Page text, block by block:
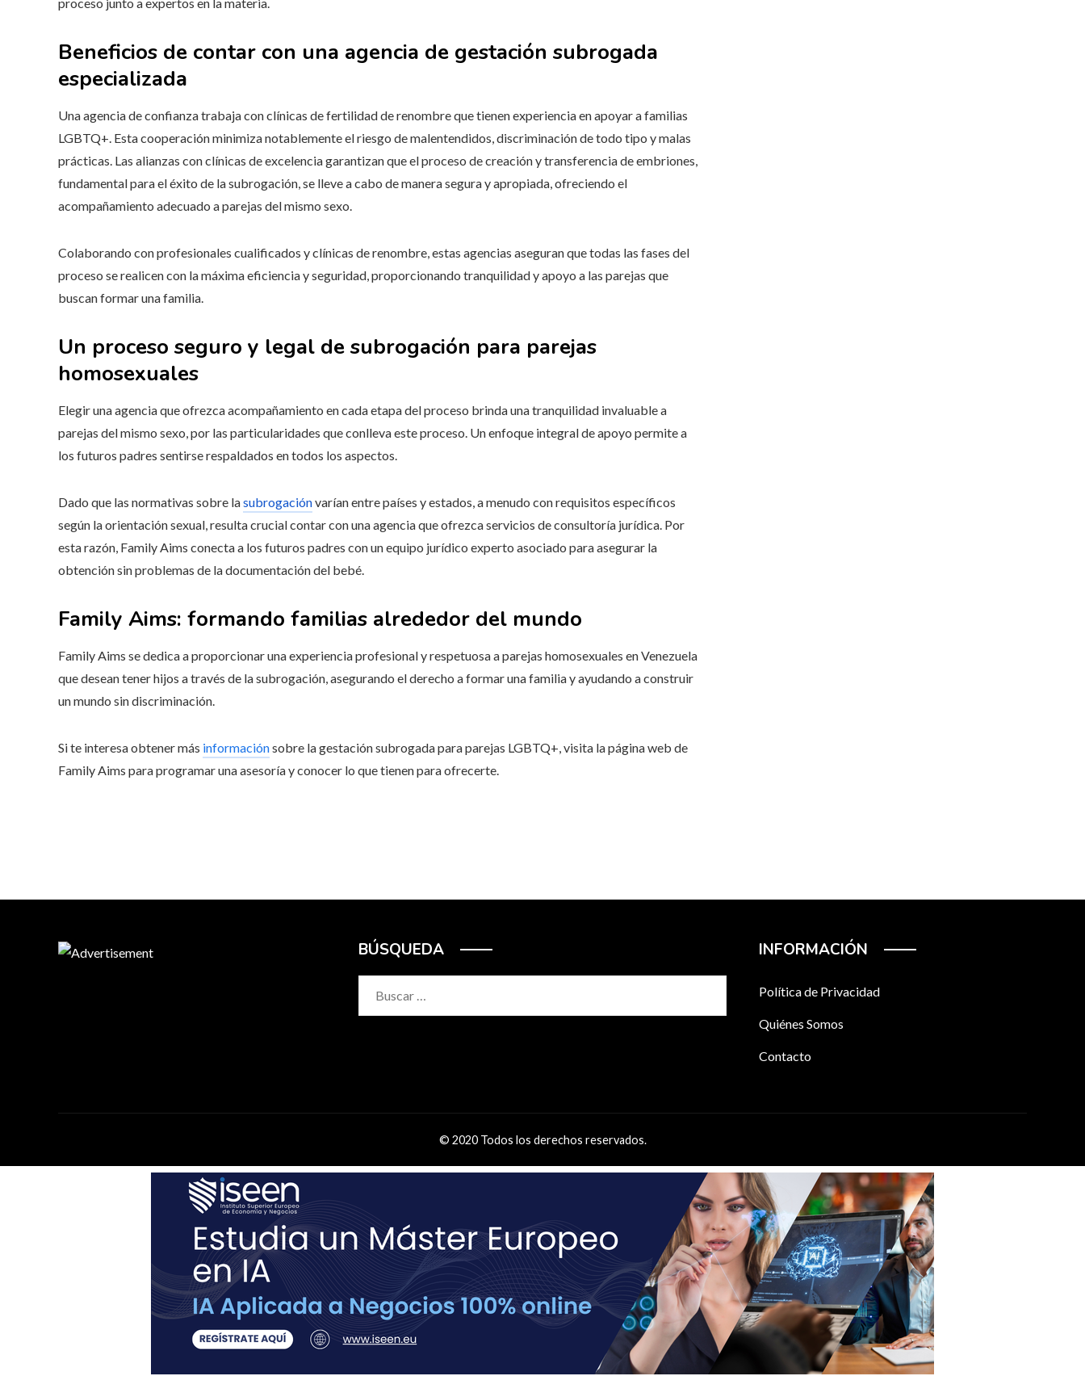
Beneficios de contar con una agencia de gestación subrogada
especializada
Una agencia de confianza trabaja con clínicas de fertilidad de renombre que tienen experiencia en apoyar a familias
LGBTQ+. Esta cooperación minimiza notablemente el riesgo de malentendidos, discriminación de todo tipo y malas
prácticas. Las alianzas con clínicas de excelencia garantizan que el proceso de creación y transferencia de embriones,
fundamental para el éxito de la subrogación, se lleve a cabo de manera segura y apropiada, ofreciendo el
acompañamiento adecuado a parejas del mismo sexo.
Colaborando con profesionales cualificados y clínicas de renombre, estas agencias aseguran que todas las fases del
proceso se realicen con la máxima eficiencia y seguridad, proporcionando tranquilidad y apoyo a las parejas que
buscan formar una familia.
Un proceso seguro y legal de subrogación para parejas
homosexuales
Elegir una agencia que ofrezca acompañamiento en cada etapa del proceso brinda una tranquilidad invaluable a
parejas del mismo sexo, por las particularidades que conlleva este proceso. Un enfoque integral de apoyo permite a
los futuros padres sentirse respaldados en todos los aspectos.
Dado que las normativas sobre lasubrogaciónvarían entre países y estados, a menudo con requisitos específicos
según la orientación sexual, resulta crucial contar con una agencia que ofrezca servicios de consultoría jurídica. Por
esta razón, Family Aims conecta a los futuros padres con un equipo jurídico experto asociado para asegurar la
obtención sin problemas de la documentación del bebé.
Family Aims: formando familias alrededor del mundo
Family Aims se dedica a proporcionar una experiencia profesional y respetuosa a parejas homosexuales en Venezuela
que desean tener hijos a través de la subrogación, asegurando el derecho a formar una familia y ayudando a construir
un mundo sin discriminación.
Si te interesa obtener más informaciónsobre la gestación subrogada para parejas LGBTQ+, visita la página web de
Family Aims para programar una asesoría y conocer lo que tienen para ofrecerte.
BÚSQUEDA INFORMACIÓN
Política de Privacidad
Quiénes Somos
Contacto
© 2020 Todos los derechos reservados.